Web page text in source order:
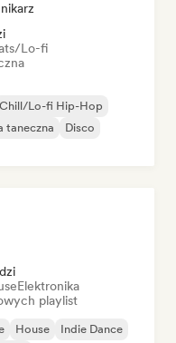
Lo-fi
Chill/Lo-fi Hip-Hop
taneczna
Disco
Elektronika
playlist
House
Indie Dance